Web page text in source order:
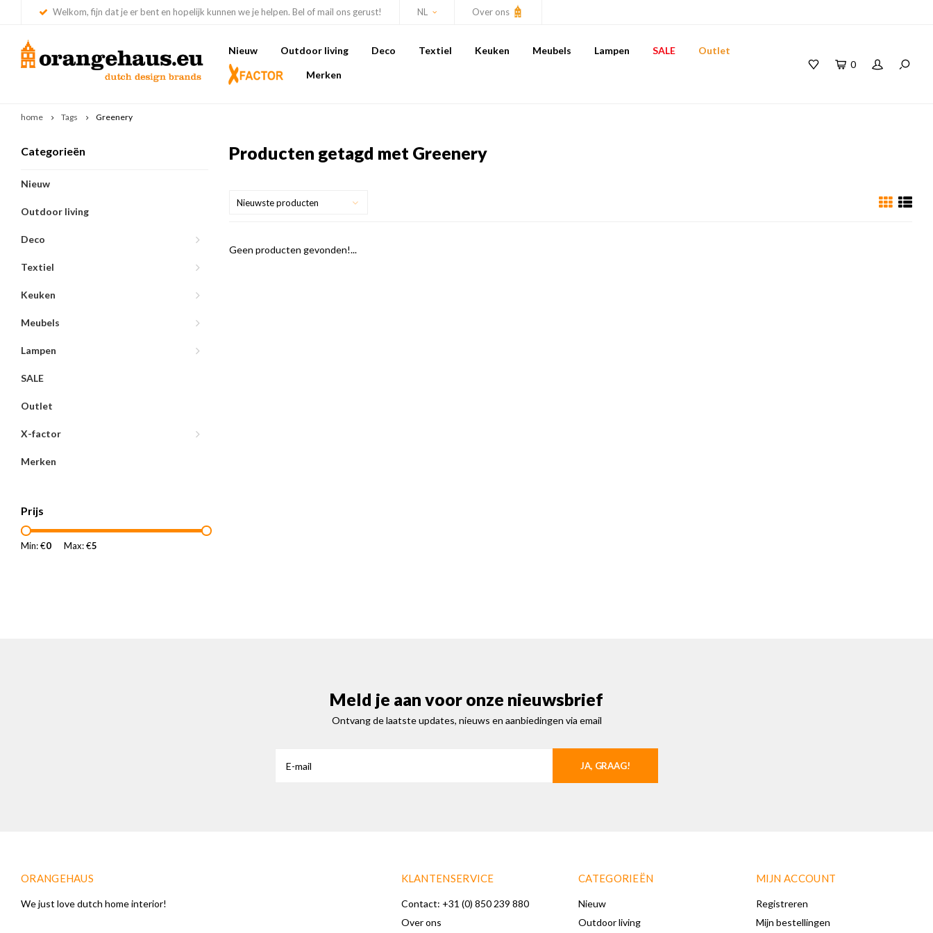
Welkom, fijn dat je er bent en hopelijk kunnen we je helpen. Bel of mail ons gerust! NL Over ons
Nieuw Outdoor living Deco Textiel Keuken Meubels Lampen SALE Outlet
Merken
0
home Tags Greenery
Categorieën
Nieuw
Outdoor living
Deco
Textiel
Keuken
Meubels
Lampen
SALE
Outlet
X-factor
Merken
Prijs
Min: €0 Max: €5
Producten getagd met Greenery
Nieuwste producten
Geen producten gevonden!...
Meld je aan voor onze nieuwsbrief
Ontvang de laatste updates, nieuws en aanbiedingen via email
JA, GRAAG!
ORANGEHAUS
We just love dutch home interior!
KLANTENSERVICE
Contact: +31 (0) 850 239 880
Over ons
CATEGORIEËN
Nieuw
Outdoor living
MIJN ACCOUNT
Registreren
Mijn bestellingen